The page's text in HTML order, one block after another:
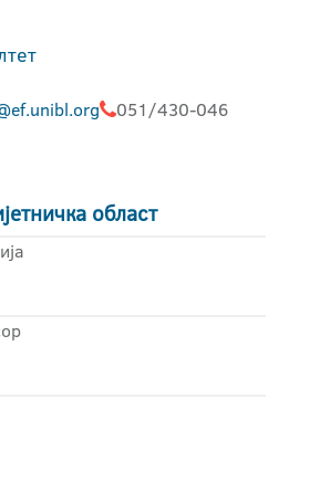
051/430-046
област